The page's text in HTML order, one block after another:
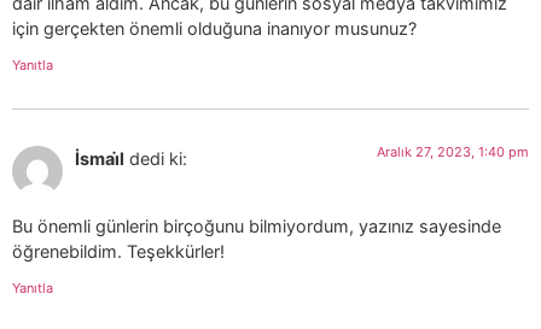
için gerçekten önemli olduğuna inanıyor musunuz?
Yanıtla
İsmai̇l dedi ki: Aralık 27, 2023, 1:40 pm
Bu önemli günlerin birçoğunu bilmiyordum, yazınız sayesinde
öğrenebildim. Teşekkürler!
Yanıtla